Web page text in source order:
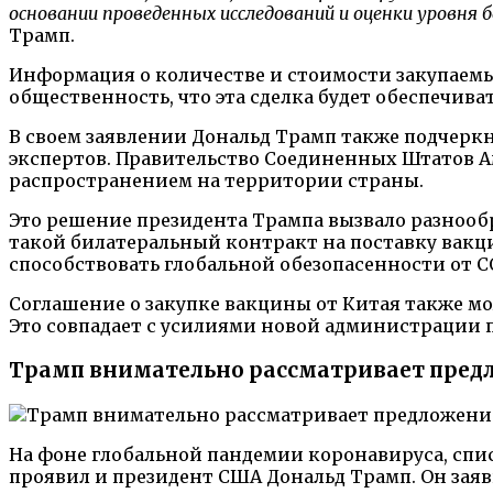
основании проведенных исследований и оценки
Трамп.
Информация о количестве и стоимости
общественность, что эта сделка будет
В своем заявлении Дональд Трамп также
экспертов. Правительство Соединенных Штатов
распространением на территории страны.
Это решение президента Трампа вызвало
такой билатеральный контракт на поставку
способствовать глобальной обезопасенности от
Соглашение о закупке вакцины от Китая также
Это совпадает с усилиями новой
Трамп внимательно рассматривает
На фоне глобальной пандемии коронавируса,
проявил и президент США Дональд Трамп. Он